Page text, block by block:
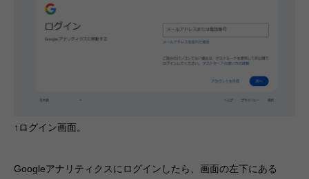
↑ログイン画面。
Googleアナリティクスにログインしたら、画面の左下にある